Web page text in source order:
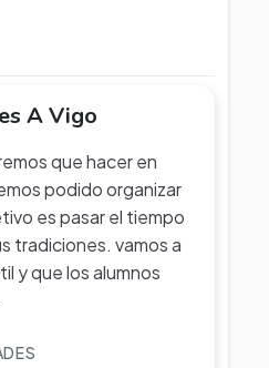
A Vigo
que hacer en
podido organizar
es pasar el tiempo
tradiciones. vamos a
y que los alumnos